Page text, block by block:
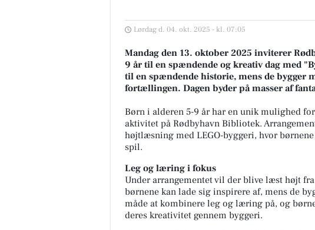
Lørdag d. 04. okt. 2025 - kl. 07:05
Mandag den 13. oktober 2025 inviterer
9 år til en spændende og kreativ dag med
til en spændende historie, mens de bygger
fortællingen. Dagen byder på masser af
Børn i alderen 5-9 år har en unik mulighed
aktivitet på Rødbyhavn Bibliotek.
højtlæsning med LEGO-byggeri, hvor
spil.
Leg og læring i fokus
Under arrangementet vil der blive læst højt
børnene kan lade sig inspirere af, mens de
måde at kombinere leg og læring på, og
deres kreativitet gennem byggeri.